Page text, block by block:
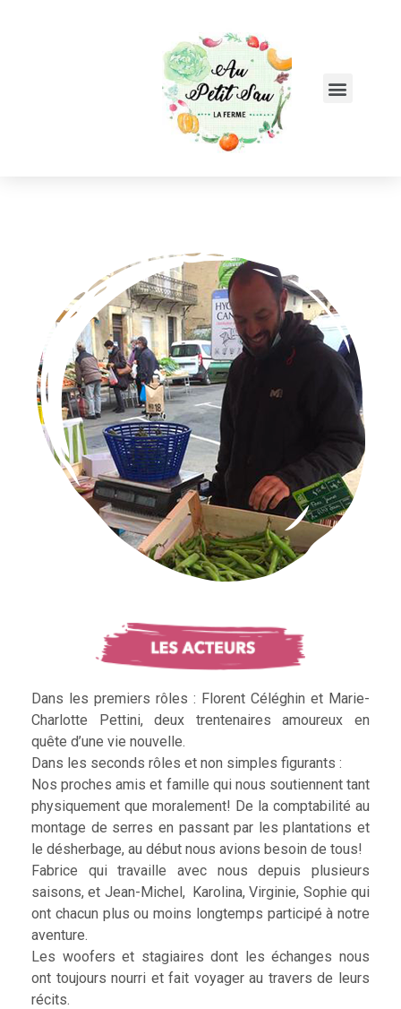
Dans les premiers rôles : Florent Céléghin et Marie-
Charlotte Pettini, deux trentenaires amoureux en
quête d’une vie nouvelle.
Dans les seconds rôles et non simples figurants :
Nos proches amis et famille qui nous soutiennent tant
physiquement que moralement! De la comptabilité au
montage de serres en passant par les plantations et
le désherbage, au début nous avions besoin de tous!
Fabrice qui travaille avec nous depuis plusieurs
saisons, et Jean-Michel, Karolina, Virginie, Sophie qui
ont chacun plus ou moins longtemps participé à notre
aventure.
Les woofers et stagiaires dont les échanges nous
ont toujours nourri et fait voyager au travers de leurs
récits.